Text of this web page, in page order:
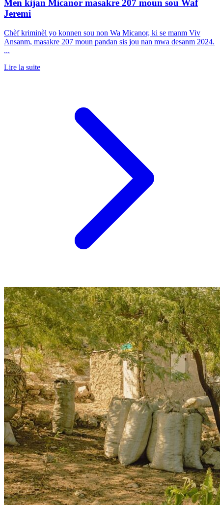
Men kijan Micanor masakre 207 moun sou Waf
Jeremi
Chèf kriminèl yo konnen sou non Wa Micanor, ki se manm Viv
Ansanm, masakre 207 moun pandan sis jou nan mwa desanm 2024.
...
Lire la suite